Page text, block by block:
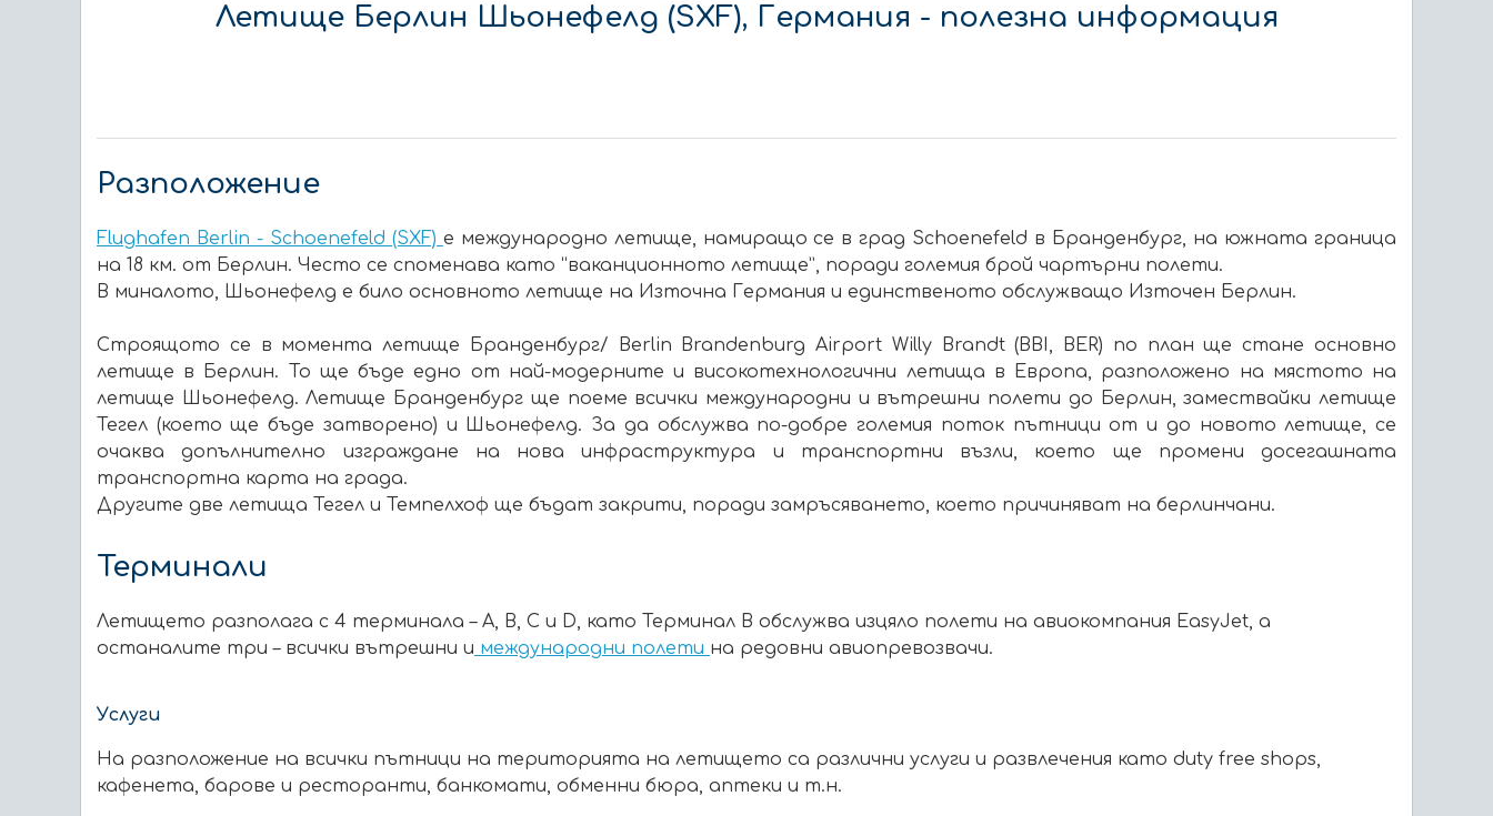
Летище Берлин Шьонефелд (SXF), Германия - полезна информация
Разположение
Flughafen Berlin - Schоеnefeld (SXF) e международно летище, намиращо се в град Schоenefeld в Бранденбург, на южната граница
на 18 км. от Берлин. Често се споменава като “ваканционното летище”, поради големия брой чартърни полети.
В миналото, Шьонефелд е било основното летище на Източна Германия и единственото обслужващо Източен Берлин.
Строящото се в момента летище Бранденбург/ Berlin Brandenburg Airport Willy Brandt (BBI, BER) по план ще стане основно
летище в Берлин. То ще бъде едно от най-модерните и високотехнологични летища в Европа, разположено на мястото на
летище Шьонефелд. Летище Бранденбург ще поеме всички международни и вътрешни полети до Берлин, замествайки летище
Тегел (което ще бъде затворено) и Шьонефелд. За да обслужва по-добре големия поток пътници от и до новото летище, се
очаква допълнително изграждане на нова инфраструктура и транспортни възли, което ще промени досегашната
транспортна карта на града.
Другите две летища Тегел и Темпелхоф ще бъдат закрити, поради замръсяването, което причиняват на берлинчани.
Терминали
Летището разполага с 4 терминала – A, B, C и D, като Терминал B обслужва изцяло полети на авиокомпания EasyJet, а
останалите три – всички вътрешни и международни полети на редовни авиопревозвачи.
Услуги
На разположение на всички пътници на територията на летището са различни услуги и развлечения като duty free shops,
кафенета, барове и ресторанти, банкомати, обменни бюра, аптеки и т.н.